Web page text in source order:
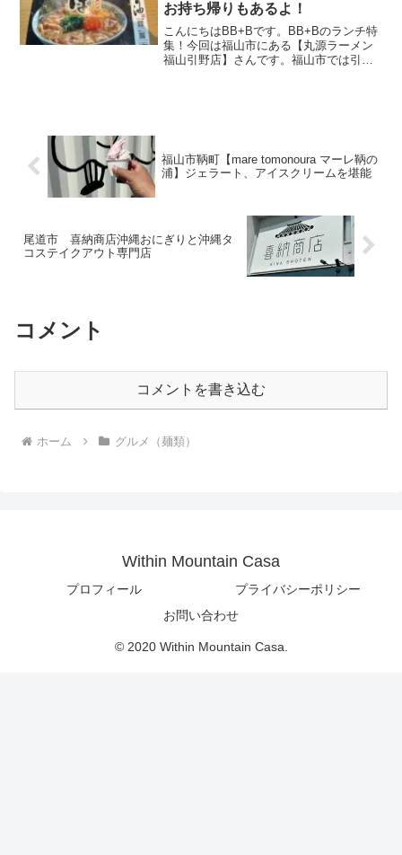
お持ち帰りもあるよ！
こんにちはBB+Bです。BB+Bのランチ特
集！今回は福山市にある【丸源ラーメン
福山引野店】さんです。福山市では引野
福山市鞆町【mare tomonoura マーレ鞆の
浦】ジェラート、アイスクリームを堪能
尾道市 喜納商店沖縄おにぎりと沖縄タ
コステイクアウト専門店
コメント
コメントを書き込む
ホーム グルメ（麺類）
Within Mountain Casa
プロフィール
プライバシーポリシー
お問い合わせ
© 2020 Within Mountain Casa.